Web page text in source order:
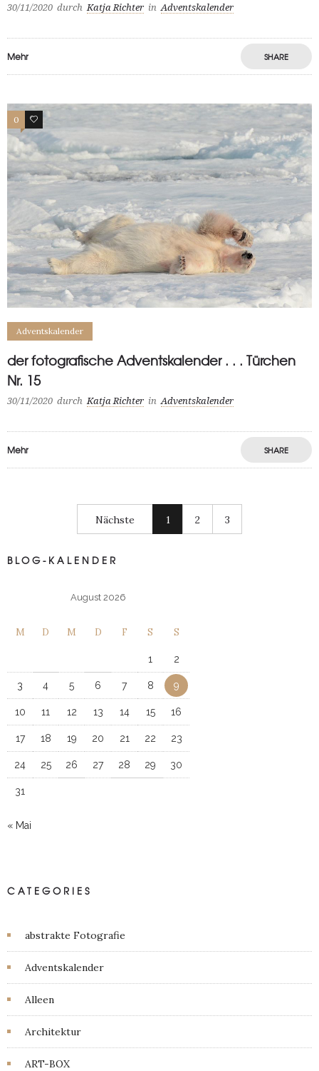
30/11/2020 durch Katja Richter in Adventskalender
Mehr SHARE
0 1
Adventskalender
der fotografische Adventskalender . . . Türchen
Nr. 15
30/11/2020 durch Katja Richter in Adventskalender
Mehr SHARE
Nächste 1 2 3
BLOG-KALENDER
August 2026
M D M D F S S
1 2
3 4 5 6 7 8 9
10 11 12 13 14 15 16
17 18 19 20 21 22 23
24 25 26 27 28 29 30
31
« Mai
CATEGORIES
abstrakte Fotografie
Adventskalender
Alleen
Architektur
ART-BOX